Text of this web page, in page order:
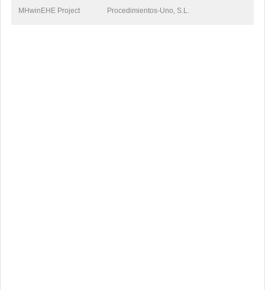
MHwinEHE Project Procedimientos-Uno, S.L.